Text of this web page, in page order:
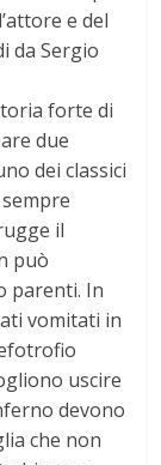
e del
da Sergio
forte di
due
dei classici
il
può
parenti. In
vomitati in
uscire
devono
che non